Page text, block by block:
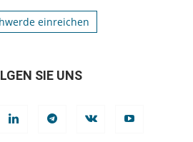
einreichen
SIE UNS